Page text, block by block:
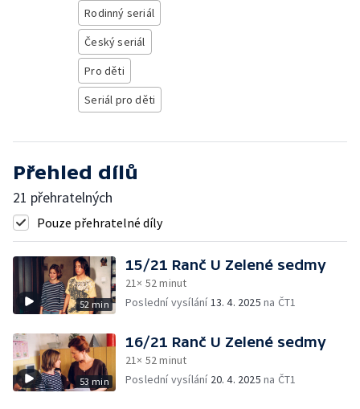
Rodinný seriál
Český seriál
Pro děti
Seriál pro děti
Přehled dílů
21 přehratelných
Pouze přehratelné díly
52 min
15/21 Ranč U Zelené sedmy
21× 52 minut
Poslední vysílání13. 4. 2025 na ČT1
53 min
16/21 Ranč U Zelené sedmy
21× 52 minut
Poslední vysílání 20. 4. 2025 na ČT1